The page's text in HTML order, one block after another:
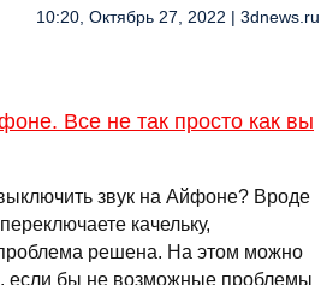
10:20, Октябрь 27, 2022 | 3dnews.ru
Все не так просто как вы
звук на Айфоне? Вроде
качельку,
решена. На этом можно
если бы не возможные проблемы